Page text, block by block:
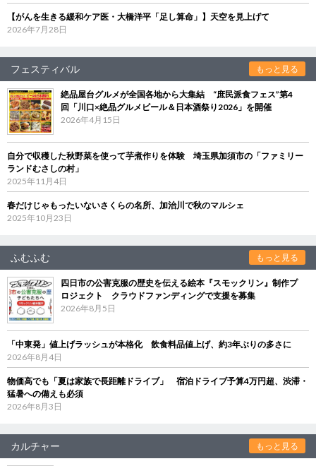
【がんを生きる緩和ケア医・大橋洋平「足し算命」】天空を見上げて
2026年7月28日
フェスティバル もっと見る
絶品屋台グルメが全国各地から大集結 “庶民派食フェス”第4
回「川口×絶品グルメビール＆日本酒祭り2026」を開催
2026年4月15日
自分で収穫した秋野菜を使って芋煮作りを体験 埼玉県加須市の「ファミリー
ランドむさしの村」
2025年11月4日
春だけじゃもったいないさくらの名所、加治川で秋のマルシェ
2025年10月23日
ふむふむ もっと見る
四日市の公害克服の歴史を伝える絵本『スモックリン』制作プ
ロジェクト クラウドファンディングで支援を募集
2026年8月5日
「中東発」値上げラッシュが本格化 飲食料品値上げ、約3年ぶりの多さに
2026年8月4日
物価高でも「夏は家族で長距離ドライブ」 宿泊ドライブ予算4万円超、渋滞・
猛暑への備えも必須
2026年8月3日
カルチャー もっと見る